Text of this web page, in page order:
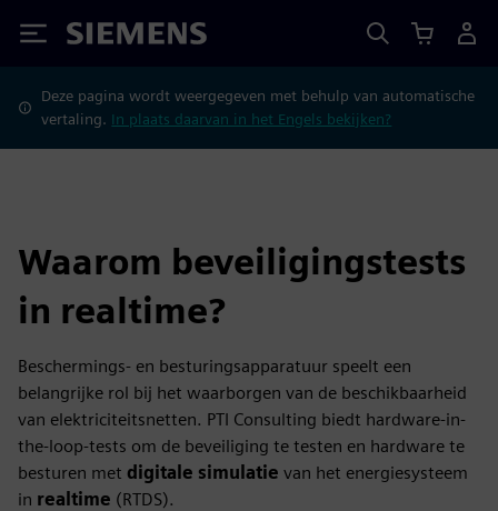
Siemens
Deze pagina wordt weergegeven met behulp van automatische
vertaling. In plaats daarvan in het Engels bekijken?
Waarom beveiligingstests
in realtime?
Beschermings- en besturingsapparatuur speelt een
belangrijke rol bij het waarborgen van de beschikbaarheid
van elektriciteitsnetten. PTI Consulting biedt hardware-in-
the-loop-tests om de beveiliging te testen en hardware te
besturen met digitale simulatie van het energiesysteem
in realtime (RTDS).